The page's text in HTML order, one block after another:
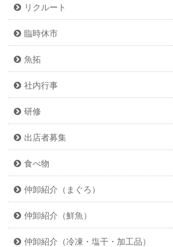
リクルート
臨時休市
魚拓
社内行事
研修
出店者募集
食べ物
仲卸紹介（まぐろ）
仲卸紹介（鮮魚）
仲卸紹介（冷凍・塩干・加工品）